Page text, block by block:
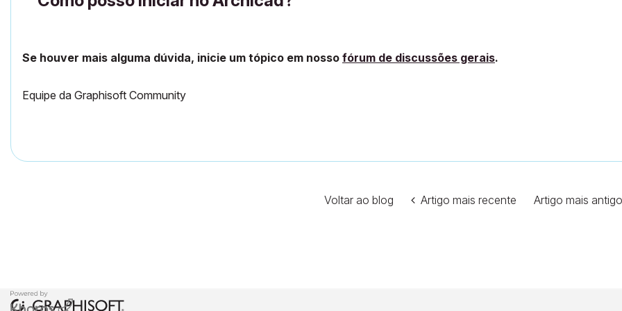
Se houver mais alguma dúvida, inicie um tópico em nosso fórum de discussões gerais.
Equipe da Graphisoft Community
Voltar ao blog Artigo mais recente Artigo mais antigo